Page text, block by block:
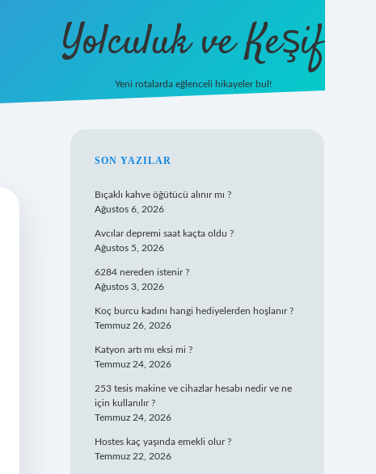
Yolculuk ve Keşif
Yeni rotalarda eğlenceli hikayeler bul!
SIDEBAR
SON YAZILAR
Bıçaklı kahve öğütücü alınır mı ?
Ağustos 6, 2026
Avcılar depremi saat kaçta oldu ?
Ağustos 5, 2026
6284 nereden istenir ?
Ağustos 3, 2026
Koç burcu kadını hangi hediyelerden hoşlanır ?
Temmuz 26, 2026
Katyon artı mı eksi mi ?
Temmuz 24, 2026
253 tesis makine ve cihazlar hesabı nedir ve ne
için kullanılır ?
Temmuz 24, 2026
Hostes kaç yaşında emekli olur ?
Temmuz 22, 2026